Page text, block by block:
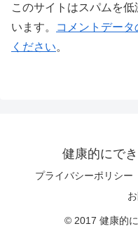
このサイトはスパムを
います。
コメントデー
ください。
健康的にで
プライバシーポリシー
© 2017 健康的